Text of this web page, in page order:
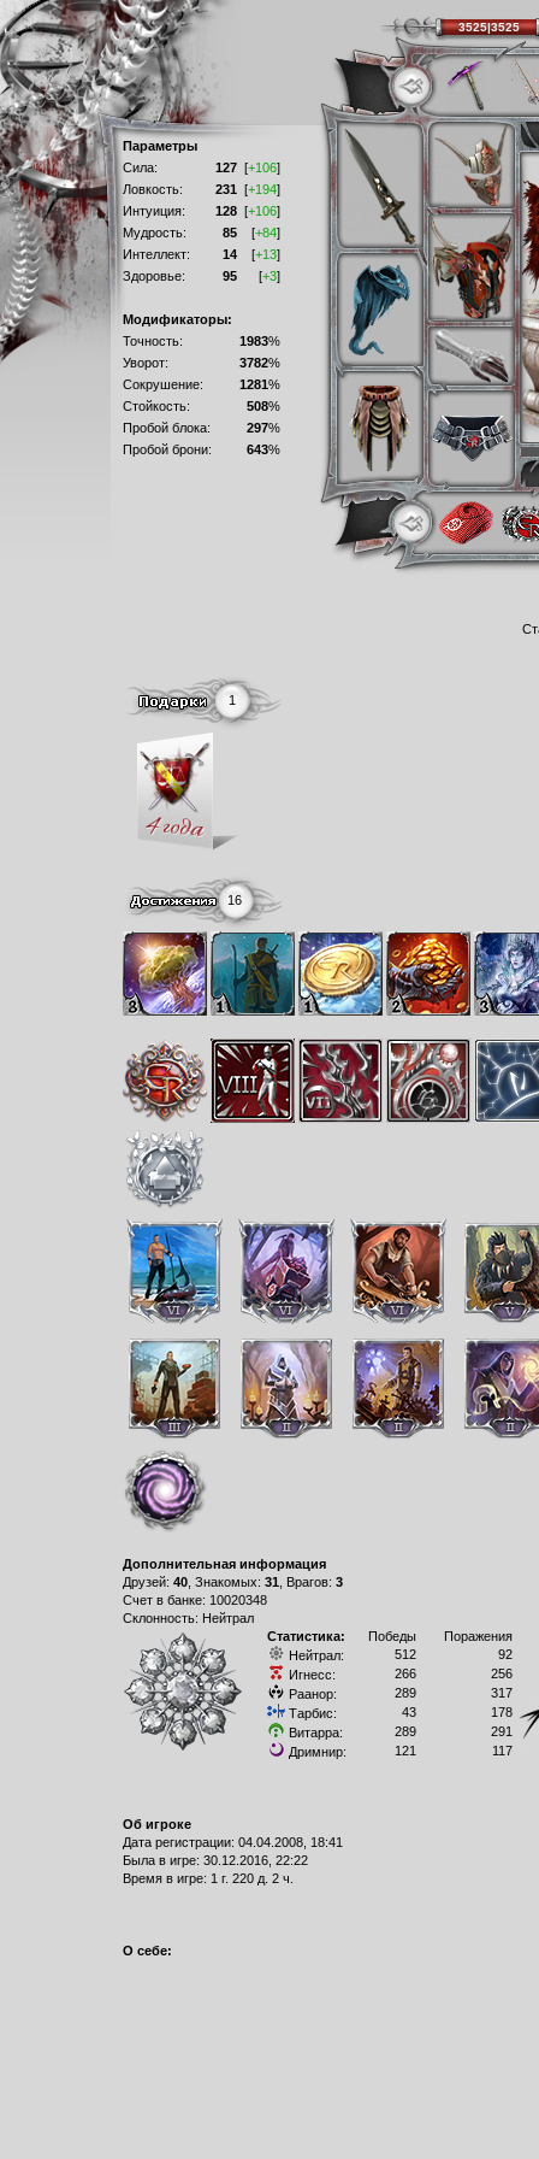
Параметры
Сила:
127 [+106]
Ловкость:
231 [+194]
Интуиция:
128 [+106]
Мудрость:
85 [+84]
Интеллект:
14 [+13]
Здоровье:
95 [+3]
Модификаторы:
Точность:
1983%
Уворот:
3782%
Сокрушение:
1281%
Стойкость:
508%
Пробой блока:
297%
Пробой брони:
643%
1
16
Дополнительная информация
Друзей: 40, Знакомых: 31 , Врагов: 3
Счет в банке: 10020348
Склонность: Нейтрал
Статистика:
Победы
Поражения
Нейтрал:
512
92
Игнесс:
266
256
Раанор:
289
317
Тарбис:
43
178
Витарра:
289
291
Дримнир:
121 117
Об игроке
Дата регистрации: 04.04.2008, 18:41
Былa в игре: 30.12.2016, 22:22
Время в игре: 1 г. 220 д. 2 ч.
О себе:
3525|3525